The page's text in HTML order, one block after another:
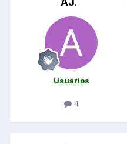
Usuarios
4